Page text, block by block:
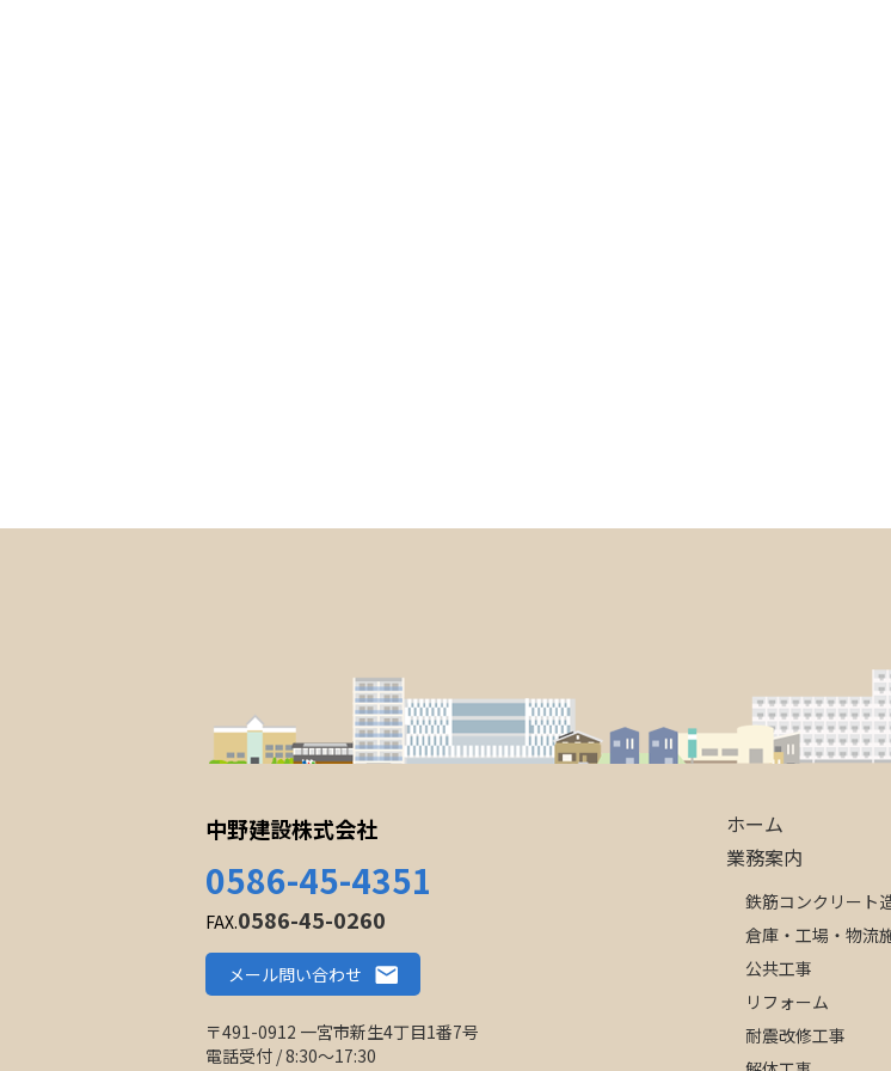
中野建設株式会社
0586-45-4351
FAX.0586-45-0260
メール問い合わせ
〒491-0912 一宮市新生4丁目1番7号
電話受付 / 8:30〜17:30
ホーム
業務案内
鉄筋コンクリート
倉庫・工場・物流
公共工事
リフォーム
耐震改修工事